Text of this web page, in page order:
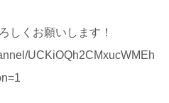
しくお願いします！
UCKiOQh2CMxucWMEh